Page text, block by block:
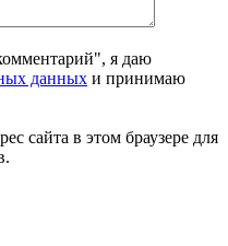
я даю
данных и принимаю
сайта в этом браузере для